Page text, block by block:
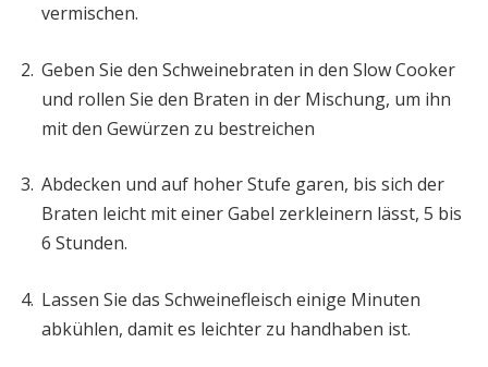
vermischen.
Geben Sie den Schweinebraten in den Slow Cooker
und rollen Sie den Braten in der Mischung, um ihn
mit den Gewürzen zu bestreichen
Abdecken und auf hoher Stufe garen, bis sich der
Braten leicht mit einer Gabel zerkleinern lässt, 5 bis
6 Stunden.
Lassen Sie das Schweinefleisch einige Minuten
abkühlen, damit es leichter zu handhaben ist.